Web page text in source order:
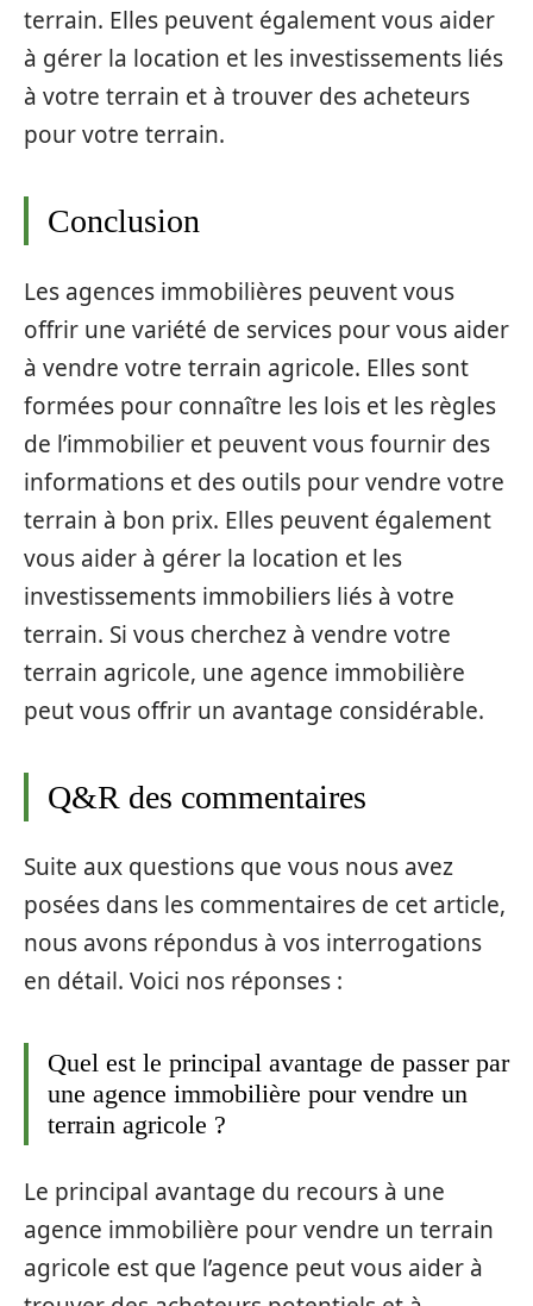
terrain. Elles peuvent également vous aider
à gérer la location et les investissements liés
à votre terrain et à trouver des acheteurs
pour votre terrain.
Conclusion
Les agences immobilières peuvent vous
offrir une variété de services pour vous aider
à vendre votre terrain agricole. Elles sont
formées pour connaître les lois et les règles
de l’immobilier et peuvent vous fournir des
informations et des outils pour vendre votre
terrain à bon prix. Elles peuvent également
vous aider à gérer la location et les
investissements immobiliers liés à votre
terrain. Si vous cherchez à vendre votre
terrain agricole, une agence immobilière
peut vous offrir un avantage considérable.
Q&R des commentaires
Suite aux questions que vous nous avez
posées dans les commentaires de cet article,
nous avons répondus à vos interrogations
en détail. Voici nos réponses :
Quel est le principal avantage de passer par
une agence immobilière pour vendre un
terrain agricole ?
Le principal avantage du recours à une
agence immobilière pour vendre un terrain
agricole est que l’agence peut vous aider à